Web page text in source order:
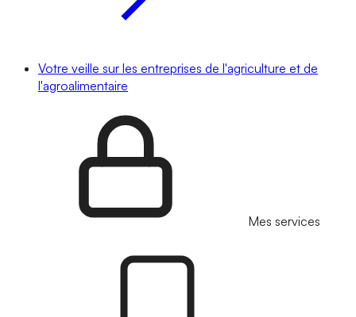
Votre veille sur les entreprises de l'agriculture et de
l'agroalimentaire
Mes services